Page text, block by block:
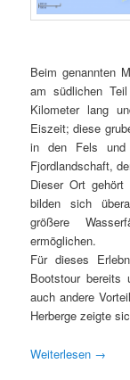
Beim genannten
am südlichen
Kilometer lang
Eiszeit; diese
in den Fels und
Fjordlandschaft,
Dieser Ort
bilden sich
größere
ermöglichen.
Für dieses
Bootstour bereits
auch andere
Herberge zeigte
Weiterlesen →